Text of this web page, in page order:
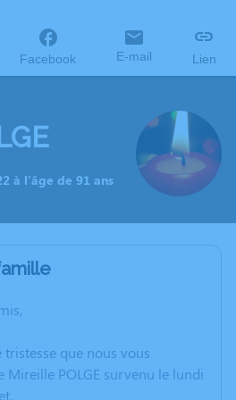
Facebook E-mail Lien
à l'âge de 91 ans
tristesse que nous vous
Mireille POLGE survenu le lundi